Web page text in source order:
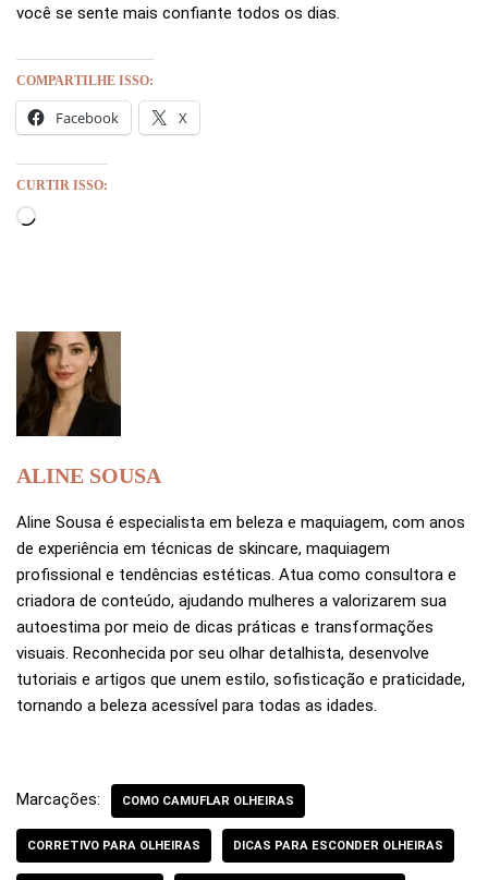
você se sente mais confiante todos os dias.
COMPARTILHE ISSO:
Facebook X
CURTIR ISSO:
ALINE SOUSA
Aline Sousa é especialista em beleza e maquiagem, com anos
de experiência em técnicas de skincare, maquiagem
profissional e tendências estéticas. Atua como consultora e
criadora de conteúdo, ajudando mulheres a valorizarem sua
autoestima por meio de dicas práticas e transformações
visuais. Reconhecida por seu olhar detalhista, desenvolve
tutoriais e artigos que unem estilo, sofisticação e praticidade,
tornando a beleza acessível para todas as idades.
Marcações: COMO CAMUFLAR OLHEIRAS
CORRETIVO PARA OLHEIRAS DICAS PARA ESCONDER OLHEIRAS